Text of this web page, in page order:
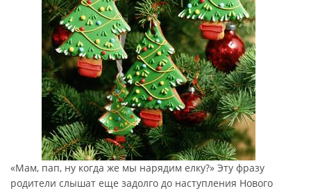
«Мам, пап, ну когда же мы нарядим елку?» Эту фразу
родители слышат еще задолго до наступления Нового